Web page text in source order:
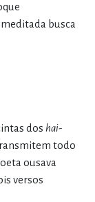
busca
dos hai-
todo
ousava
versos